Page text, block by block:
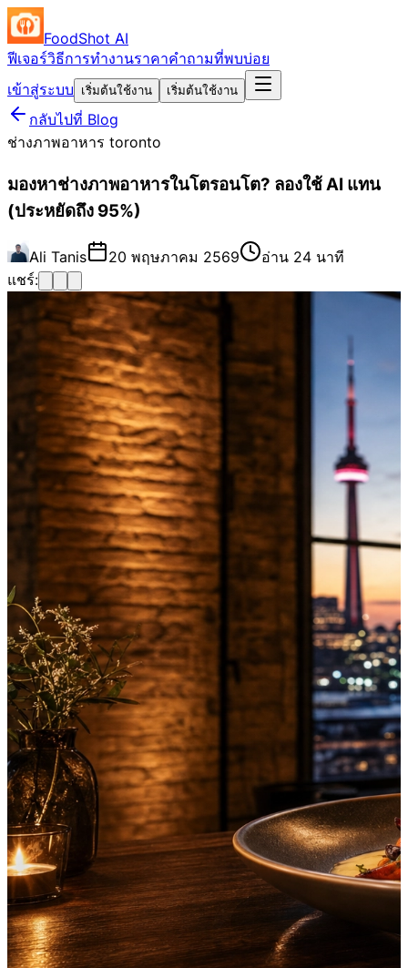
FoodShot AI
ฟีเจอร์วิธีการทำงานราคาคำถามที่พบบ่อย
เข้าสู่ระบบ
เริ่มต้นใช้งาน เริ่มต้นใช้งาน
กลับไปที่ Blog
ช่างภาพอาหาร toronto
มองหาช่างภาพอาหารในโตรอนโต? ลองใช้ AI แทน
(ประหยัดถึง 95%)
Ali Tanis 20 พฤษภาคม 2569
อ่าน 24 นาที
แชร์: